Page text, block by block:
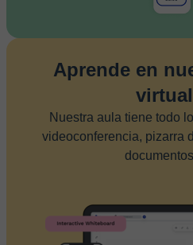
Aprende en
virtual
Nuestra aula tiene todo
videoconferencia, pizarra